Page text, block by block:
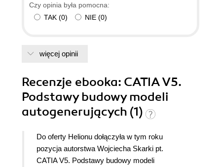
Czy opinia była pomocna:
TAK (0) NIE (0)
więcej opinii
Recenzje ebooka: CATIA V5.
Podstawy budowy modeli
autogenerujących (1)
Do oferty Helionu dołączyła w tym roku
pozycja autorstwa Wojciecha Skarki pt.
CATIA V5. Podstawy budowy modeli